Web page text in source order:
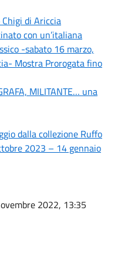
di Ariccia
con un’italiana
-sabato 16 marzo,
Mostra Prorogata fino
MILITANTE… una
dalla collezione Ruffo
2023 – 14 gennaio
2022, 13:35